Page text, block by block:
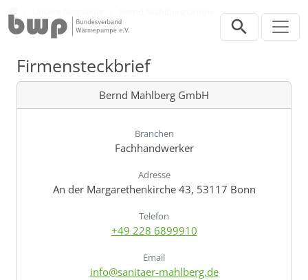
Firmensteckbrief
Bernd Mahlberg GmbH
Branchen
Fachhandwerker
Adresse
An der Margarethenkirche 43, 53117 Bonn
Telefon
+49 228 6899910
Email
info@sanitaer-mahlberg.de